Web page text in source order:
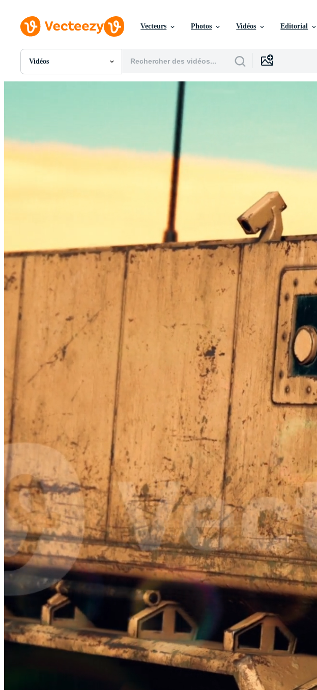
Vecteurs Photos Vidéos Editorial
Vidéos
Toutes Images